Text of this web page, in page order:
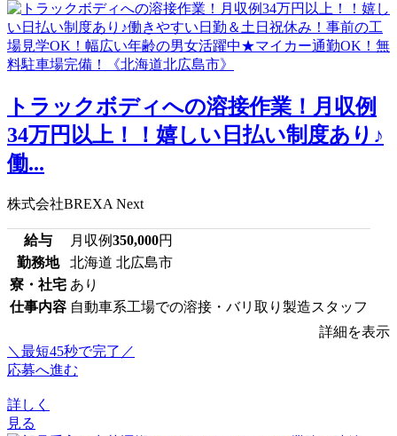
トラックボディへの溶接作業！月収例
34万円以上！！嬉しい日払い制度あり♪
働...
株式会社BREXA Next
給与 月収例350,000円
勤務地
北海道 北広島市
寮・社宅 あり
仕事内容 自動車系工場での溶接・バリ取り製造スタッフ
詳細を表示
＼最短45秒で完了／
応募へ進む
詳しく
見る